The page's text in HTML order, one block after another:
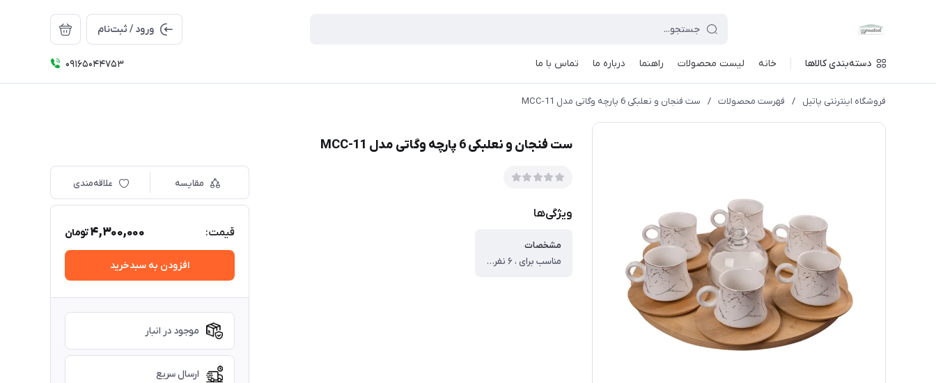
ورود / ثبت‌نام
دسته‌بندی کالاها خانه لیست محصولات راهنما درباره ما تماس با ما 09165044753
فروشگاه اینترنتی پاتیل / فهرست محصولات / ست فنجان و نعلبکی 6 پارچه وگاتی مدل MCC-11
ست فنجان و نعلبکی 6 پارچه وگاتی مدل MCC-11
ویژگی‌ها
مشخصات
مناسب برای ، ۶ نفره ، تعداد تکه ، ۱ ، اجزای سرویس چای خوری ، فنجان یا استکان ، جنس فنجان و استکان ، سرامیک ، ابعاد فنجان و استکان ، ۵.۵x۵ سانتی‌متر ، تعداد فنجان و استکان ، ۶ عدد ، گنجایش فنجان و استکان ، ۱۰۰ لیتر ، تعداد نعلبکی ، ۶ عدد ، جنس نعلبکی ، بامبو ، قطر نعلبکی ، ۱۰ سانتی‌متر ، جنس قندان ، سرامیک ، کشور مبدا ، چین
مقایسه علاقه‌مندی
قیمت: 4,300,000تومان
افزودن به سبدخرید
موجود در انبار
ارسال سریع